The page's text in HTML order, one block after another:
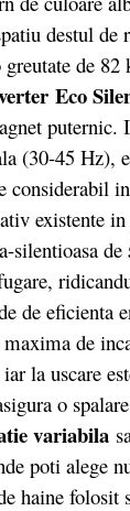
destul de
de 82
Eco
(30-45 Hz),
considerabil
existente
silentioasa de
de eficienta
de
iar la uscare
o
variabila
poti alege
haine folosit